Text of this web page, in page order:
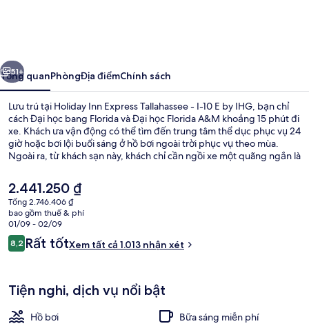
-
I-
10
by
51+
Tổng quanPhòngĐịa điểmChính sách
Lưu trú tại Holiday Inn Express Tallahassee - I-10 E by IHG, bạn chỉ
cách Đại học bang Florida và Đại học Florida A&M khoảng 15 phút đi
xe. Khách ưa vận động có thể tìm đến trung tâm thể dục phục vụ 24
giờ hoặc bơi lội buổi sáng ở hồ bơi ngoài trời phục vụ theo mùa.
Ngoài ra, từ khách sạn này, khách chỉ cần ngồi xe một quãng ngắn là
nhiệt tình và bữa sáng là những điều được du khách đánh giá cao.
Giá
hiện
tại
là
2.441.250 ₫
2.441.250 ₫
Tổng 2.746.406 ₫
bao gồm thuế & phí
01/09 - 02/09
Nhận
xét
8,28,2 trên 10,
Rất tốtXem tất cả 1.013 nhận xét
Tiện nghi, dịch vụ nổi bật
Hồ bơi
Bữa sáng miễn phí